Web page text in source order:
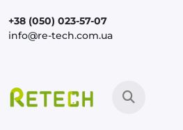
+38 (050) 023-57-07
info@re-tech.com.ua